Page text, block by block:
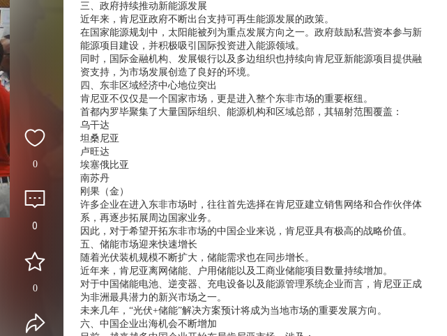
0
0
0
三、政府持续推动新能源发展
近年来，肯尼亚政府不断出台支持可再生能源发展的政策。
在国家能源规划中，太阳能被列为重点发展方向之一。政府鼓励私营资本参与新
能源项目建设，并积极吸引国际投资进入能源领域。
同时，国际金融机构、发展银行以及多边组织也持续向肯尼亚新能源项目提供融
资支持，为市场发展创造了良好的环境。
四、东非区域经济中心地位突出
肯尼亚不仅仅是一个国家市场，更是进入整个东非市场的重要枢纽。
首都内罗毕聚集了大量国际组织、能源机构和区域总部，其辐射范围覆盖：
乌干达
坦桑尼亚
卢旺达
埃塞俄比亚
南苏丹
刚果（金）
许多企业在进入东非市场时，往往首先选择在肯尼亚建立销售网络和合作伙伴体
系，再逐步拓展周边国家业务。
因此，对于希望开拓东非市场的中国企业来说，肯尼亚具有极高的战略价值。
五、储能市场迎来快速增长
随着光伏装机规模不断扩大，储能需求也在同步增长。
近年来，肯尼亚离网储能、户用储能以及工商业储能项目数量持续增加。
对于中国储能电池、逆变器、充电设备以及能源管理系统企业而言，肯尼亚正成
为非洲最具潜力的新兴市场之一。
未来几年，“光伏+储能”解决方案预计将成为当地市场的重要发展方向。
六、中国企业出海机会不断增加